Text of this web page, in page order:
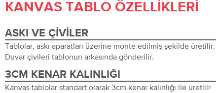
KANVAS TABLO ÖZELLIKLERI
ASKI VE ÇIVILER
Tablolar, askı aparatları üzerine monte edilmiş şekilde üretilir.
Duvar çivileri tablonun arkasında gönderilir.
3CM KENAR KALINLIĞI
Kanvas tablolar standart olarak 3cm kenar kalınlığı ile üretilir